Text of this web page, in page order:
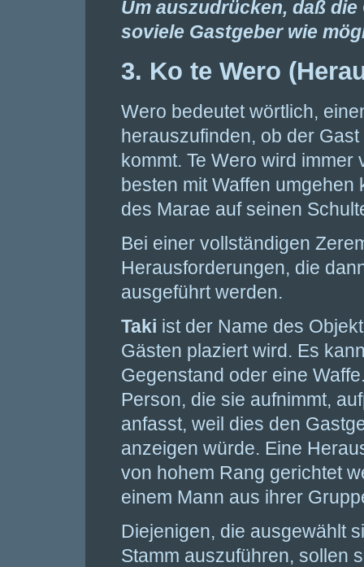
Um auszudrücken, daß
soviele Gastgeber wie
3. Ko te Wero
Wero bedeutet wörtlich,
herauszufinden, ob der
kommt. Te Wero wird
besten mit Waffen
des Marae auf seinen
Bei einer vollständigen
Herausforderungen, die
ausgeführt werden.
Taki ist der Name des
Gästen plaziert wird. Es
Gegenstand oder eine
Person, die sie aufnimmt,
anfasst, weil dies den
anzeigen würde. Eine
von hohem Rang gerichtet
einem Mann aus ihrer
Diejenigen, die ausgewählt
Stamm auszuführen, sollen